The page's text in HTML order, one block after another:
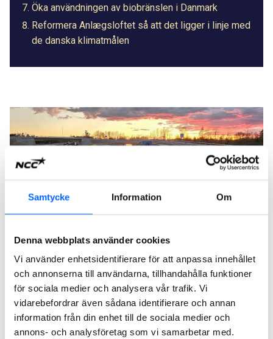
Samtycke Information Om
Denna webbplats använder cookies
Vi använder enhetsidentifierare för att anpassa innehållet
och annonserna till användarna, tillhandahålla funktioner
för sociala medier och analysera vår trafik. Vi
vidarebefordrar även sådana identifierare och annan
information från din enhet till de sociala medier och
annons- och analysföretag som vi samarbetar med.
Öka användningen av biobränslen i Danmark
Reformera Anlægsloftet så att det ligger i linje med
de danska klimatmålen
Riksväg 25, Sjöatorp-Alvesta
NCC har på uppdrag av Trafikverket byggt om riksväg 25 i
södra Sverige till en delad motorväg med mitträcke.
Asfalten som användes i projektet tillverkades med 50%